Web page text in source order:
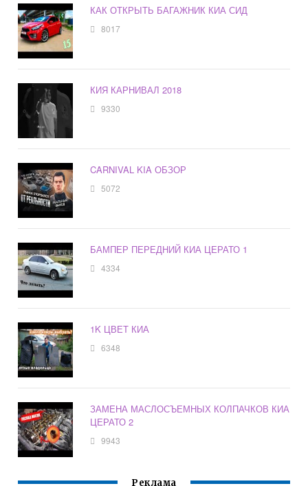
КАК ОТКРЫТЬ БАГАЖНИК КИА СИД
8017
КИЯ КАРНИВАЛ 2018
9330
CARNIVAL KIA ОБЗОР
5072
БАМПЕР ПЕРЕДНИЙ КИА ЦЕРАТО 1
4334
1K ЦВЕТ КИА
6348
ЗАМЕНА МАСЛОСЪЕМНЫХ КОЛПАЧКОВ КИА
ЦЕРАТО 2
9943
Реклама